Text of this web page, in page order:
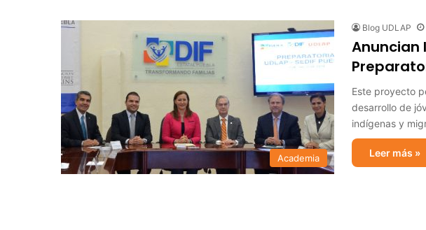
Academia
Blog UDLAP
Anuncian
Este proyecto
desarrollo de
indígenas y
Leer más »